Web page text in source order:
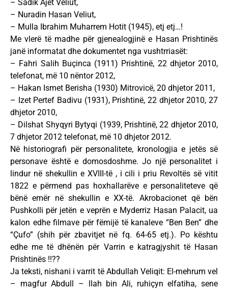
– Sadik Ajet Veliut,
– Nuradin Hasan Veliut,
– Mulla Ibrahim Muharrem Hotit (1945), etj etj…!
Me vlerë të madhe për gjenealogjinë e Hasan Prishtinës
janë informatat dhe dokumentet nga vushtrriasët:
– Fahri Salih Buçinca (1911) Prishtinë, 22 dhjetor 2010,
telefonat, më 10 nëntor 2012,
– Hakan Ismet Berisha (1930) Mitrovicë, 20 dhjetor 2011,
– Izet Pertef Badivu (1931), Prishtinë, 22 dhjetor 2010, 27
dhjetor 2010,
– Dilshat Shyqyri Bytyqi (1939, Prishtinë, 22 dhjetor 2010,
7 dhjetor 2012 telefonat, më 10 dhjetor 2012.
Në historiografi për personalitete, kronologjia e jetës së
personave është e domosdoshme. Jo një personalitet i
lindur në shekullin e XVIII-të , i cili i priu Revoltës së vitit
1822 e përmend pas hoxhallarëve e personaliteteve që
bënë emër në shekullin e XX-të. Akrobacionet që bën
Pushkolli për jetën e veprën e Myderriz Hasan Palacit, ua
kalon edhe filmave për fëmijë të kanaleve “Ben Ben” dhe
“Çufo” (shih për zbavitjet në fq. 64-65 etj.). Po kështu
edhe me të dhënën për Varrin e katragjyshit të Hasan
Prishtinës !!??
Ja teksti, nishani i varrit të Abdullah Veliqit: El-mehrum vel
– magfur Abdull – llah bin Ali, ruhiçyn elfatiha, sene